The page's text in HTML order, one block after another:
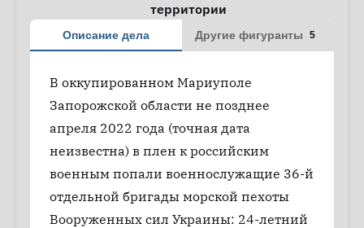
территории
Описание дела Другие фигуранты 5
В оккупированном Мариуполе
Запорожской области не позднее
апреля 2022 года (точная дата
неизвестна) в плен к российским
военным попали военнослужащие 36-й
отдельной бригады морской пехоты
Вооруженных сил Украины: 24-летний